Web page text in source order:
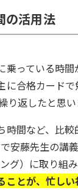
の活用法
乗っている時
に合格カード
返したと思い
時間など、比
安藤先生の講義
グ）に取り組み
ことが、忙し